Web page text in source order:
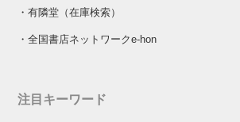
・有隣堂（在庫検索）
・全国書店ネットワークe-hon
注目キーワード